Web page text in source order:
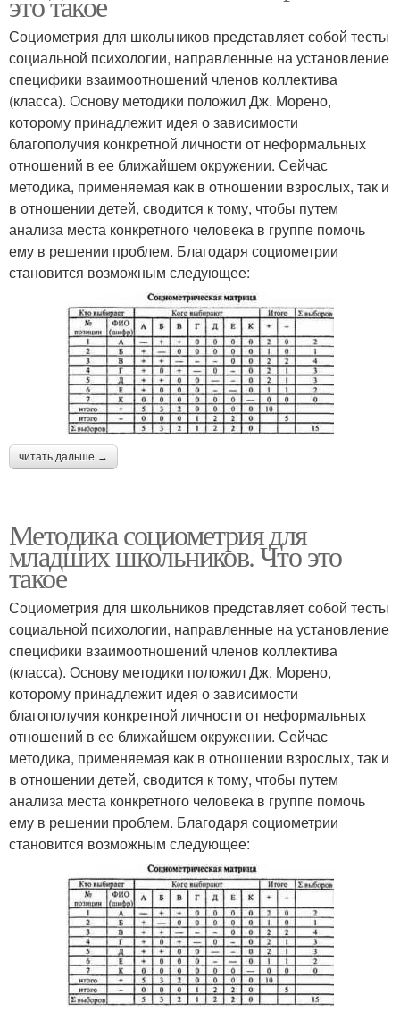
Социометрия для школьников представляет собой тесты
социальной психологии, направленные на установление
специфики взаимоотношений членов коллектива
(класса). Основу методики положил Дж. Морено,
которому принадлежит идея о зависимости
благополучия конкретной личности от неформальных
отношений в ее ближайшем окружении. Сейчас
методика, применяемая как в отношении взрослых, так и
в отношении детей, сводится к тому, чтобы путем
анализа места конкретного человека в группе помочь
ему в решении проблем. Благодаря социометрии
становится возможным следующее:
читать дальше →
Методика социометрия для
младших школьников. Что это
такое
Социометрия для школьников представляет собой тесты
социальной психологии, направленные на установление
специфики взаимоотношений членов коллектива
(класса). Основу методики положил Дж. Морено,
которому принадлежит идея о зависимости
благополучия конкретной личности от неформальных
отношений в ее ближайшем окружении. Сейчас
методика, применяемая как в отношении взрослых, так и
в отношении детей, сводится к тому, чтобы путем
анализа места конкретного человека в группе помочь
ему в решении проблем. Благодаря социометрии
становится возможным следующее: